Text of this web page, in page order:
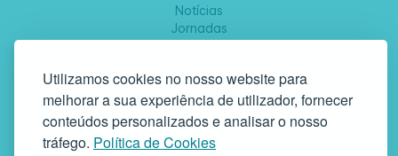
Utilizamos cookies no nosso website para
melhorar a sua experiência de utilizador, fornecer
conteúdos personalizados e analisar o nosso
tráfego. Política de Cookies
Notícias
Jornadas
SIGA-NOS